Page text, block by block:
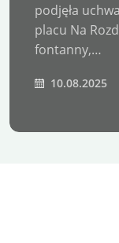
podjęła
placu Na
fontanny,…
10.08.2025